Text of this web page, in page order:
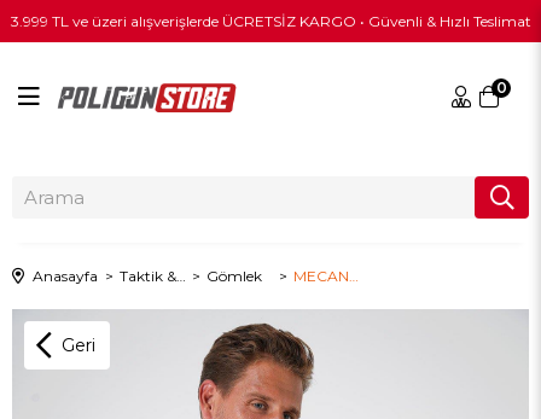
3.999 TL ve üzeri alışverişlerde ÜCRETSİZ KARGO • Güvenli & Hızlı Teslimat
0
Anasayfa Gömlek